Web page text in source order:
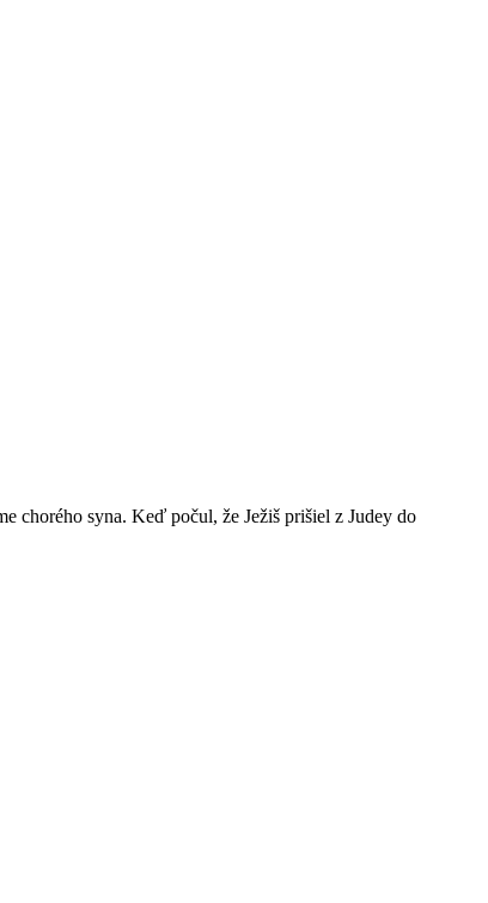
chorého syna. Keď počul, že Ježiš prišiel z Judey do